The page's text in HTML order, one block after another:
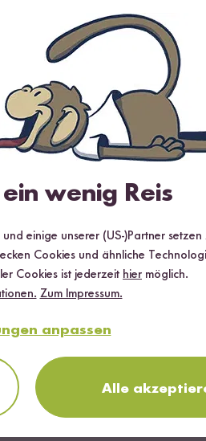
wenig Reis
einige unserer (US-)Partner
Cookies und ähnliche
Cookies ist jederzeit hier möglich.
Zum Impressum.
anpassen
Alle